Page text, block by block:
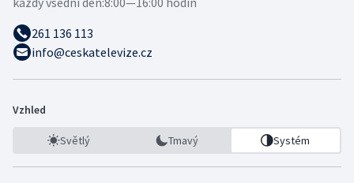
261 136 113
info@ceskatelevize.cz
Vzhled
Světlý Tmavý Systém